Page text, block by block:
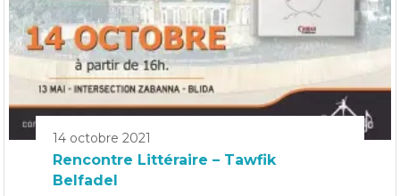
14 octobre 2021
Rencontre Littéraire – Tawfik
Belfadel